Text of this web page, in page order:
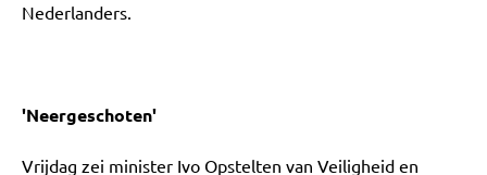
Nederlanders.
'Neergeschoten'
Vrijdag zei minister Ivo Opstelten van Veiligheid en